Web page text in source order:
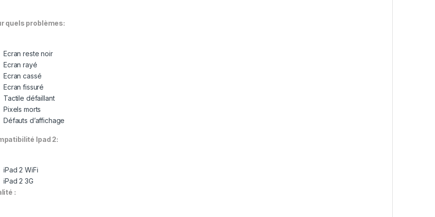
quels problèmes:
Ecran reste noir
Ecran rayé
Ecran cassé
Ecran fissuré
Tactile défaillant
Pixels morts
Défauts d’affichage
Ipad 2:
iPad 2 WiFi
iPad 2 3G
: